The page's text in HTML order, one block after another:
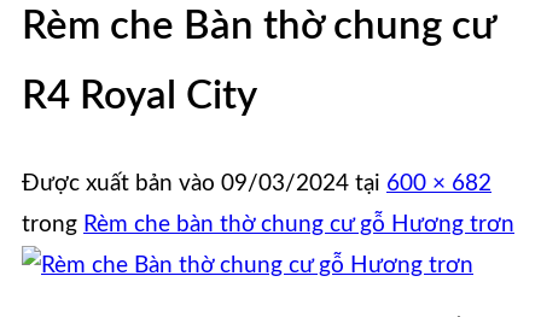
Rèm che Bàn thờ chung cư
R4 Royal City
Được xuất bản vào 09/03/2024 tại 600 × 682
trong Rèm che bàn thờ chung cư gỗ Hương trơn